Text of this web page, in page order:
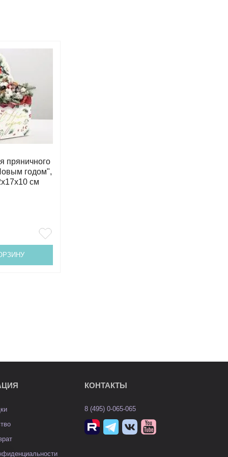
пряничного
годом",
см
КОНТАКТЫ
8 (495) 0-065-065